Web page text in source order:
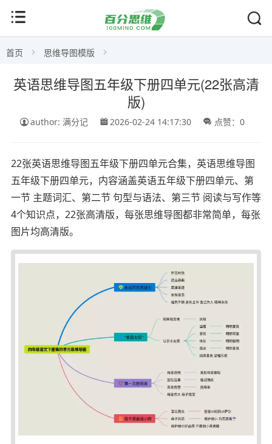
首页 思维导图模版
英语思维导图五年级下册四单元(22张高清
版)
author: 满分记 2026-02-24 14:17:30 点赞：0
22张英语思维导图五年级下册四单元合集，英语思维导图
五年级下册四单元，内容涵盖英语五年级下册四单元、第
一节 主题词汇、第二节 句型与语法、第三节 阅读与写作等
4个知识点，22张高清版，每张思维导图都非常简单，每张
图片均高清版。